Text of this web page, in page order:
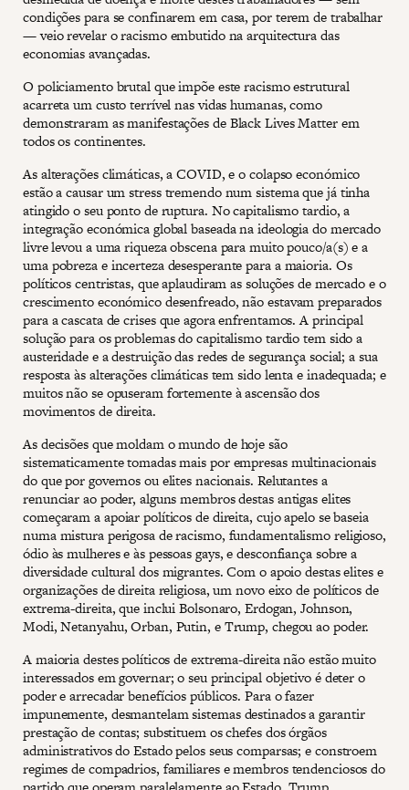
condições para se confinarem em casa, por terem de trabalhar
— veio revelar o racismo embutido na arquitectura das
economias avançadas.
O policiamento brutal que impõe este racismo estrutural
acarreta um custo terrível nas vidas humanas, como
demonstraram as manifestações de Black Lives Matter em
todos os continentes.
As alterações climáticas, a COVID, e o colapso económico
estão a causar um stress tremendo num sistema que já tinha
atingido o seu ponto de ruptura. No capitalismo tardio, a
integração económica global baseada na ideologia do mercado
livre levou a uma riqueza obscena para muito pouco/a(s) e a
uma pobreza e incerteza desesperante para a maioria. Os
políticos centristas, que aplaudiram as soluções de mercado e o
crescimento económico desenfreado, não estavam preparados
para a cascata de crises que agora enfrentamos. A principal
solução para os problemas do capitalismo tardio tem sido a
austeridade e a destruição das redes de segurança social; a sua
resposta às alterações climáticas tem sido lenta e inadequada; e
muitos não se opuseram fortemente à ascensão dos
movimentos de direita.
As decisões que moldam o mundo de hoje são
sistematicamente tomadas mais por empresas multinacionais
do que por governos ou elites nacionais. Relutantes a
renunciar ao poder, alguns membros destas antigas elites
começaram a apoiar políticos de direita, cujo apelo se baseia
numa mistura perigosa de racismo, fundamentalismo religioso,
ódio às mulheres e às pessoas gays, e desconfiança sobre a
diversidade cultural dos migrantes. Com o apoio destas elites e
organizações de direita religiosa, um novo eixo de políticos de
extrema-direita, que inclui Bolsonaro, Erdogan, Johnson,
Modi, Netanyahu, Orban, Putin, e Trump, chegou ao poder.
A maioria destes políticos de extrema-direita não estão muito
interessados em governar; o seu principal objetivo é deter o
poder e arrecadar benefícios públicos. Para o fazer
impunemente, desmantelam sistemas destinados a garantir
prestação de contas; substituem os chefes dos órgãos
administrativos do Estado pelos seus comparsas; e constroem
regimes de compadrios, familiares e membros tendenciosos do